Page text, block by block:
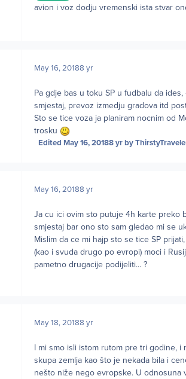
avion i voz dodju vremenski ista stvar
May 16, 20188 yr
Pa gdje bas u toku SP u fudbalu da
smjestaj, prevoz izmedju gradova itd
Sto se tice voza ja planiram nocnim od
trosku
Edited May 16, 20188 yrby
May 16, 20188 yr
Ja cu ici ovim sto putuje 4h karte preko
smjestaj bar ono sto sam gledao mi se
Mislim da ce mi hajp sto se tice SP
(kao i svuda drugo po evropi) moci i
pametno drugacije podijeliti... ?
May 18, 20188 yr
I mi smo isli istom rutom pre tri godine,
skupa zemlja kao što je nekada bila i
nešto niže nego evropske. U odnosuna